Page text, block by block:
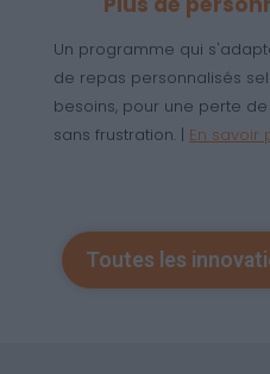
Un programme qui
de repas personnalisés
besoins, pour une perte
sans frustration. | En savoir
Toutes les